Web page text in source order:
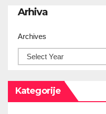
Arhiva
Archives
Kategorije